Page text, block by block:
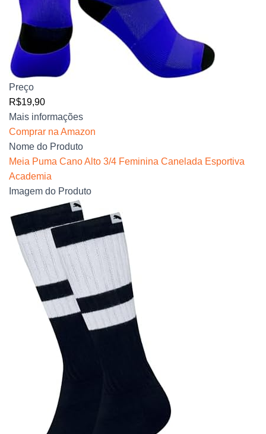
Preço
R$19,90
Mais informações
Comprar na Amazon
Nome do Produto
Meia Puma Cano Alto 3/4 Feminina Canelada Esportiva
Academia
Imagem do Produto